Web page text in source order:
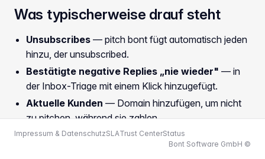
Was typischerweise drauf steht
Unsubscribes — pitch bont fügt automatisch jeden
hinzu, der unsubscribed.
Bestätigte negative Replies „nie wieder" — in
der Inbox-Triage mit einem Klick hinzugefügt.
Aktuelle Kunden — Domain hinzufügen, um nicht
zu pitchen, während sie zahlen.
Wettbewerber-Angestellte— Wettbewerber-
Domain, damit Kampagnen nicht in deren Schoß
Impressum & DatenschutzSLATrust CenterStatus
Bont Software GmbH ©